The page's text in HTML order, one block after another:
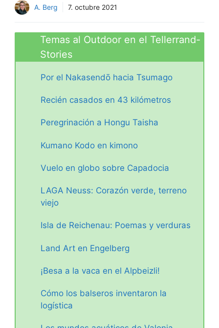
A. Berg 7. octubre 2021
Temas al Outdoor en el Tellerrand-
Stories
Por el Nakasendō hacia Tsumago
Recién casados en 43 kilómetros
Peregrinación a Hongu Taisha
Kumano Kodo en kimono
Vuelo en globo sobre Capadocia
LAGA Neuss: Corazón verde, terreno
viejo
Isla de Reichenau: Poemas y verduras
Land Art en Engelberg
¡Besa a la vaca en el Alpbeizli!
Cómo los balseros inventaron la
logística